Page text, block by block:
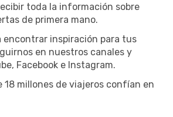
toda la información sobre
de primera mano.
encontrar inspiración para tus
en nuestros canales y
Facebook e Instagram.
18 millones de viajeros confían en